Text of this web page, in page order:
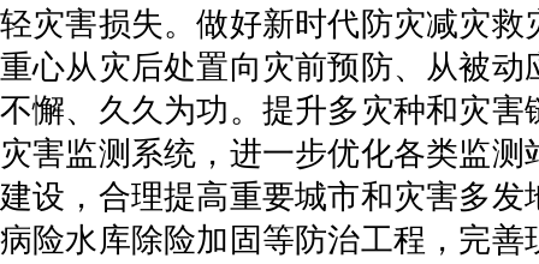
轻灾害损失。做好新时代防灾减灾
重心从灾后处置向灾前预防、从被
不懈、久久为功。提升多灾种和灾
灾害监测系统，进一步优化各类监
建设，合理提高重要城市和灾害多
病险水库除险加固等防治工程，完